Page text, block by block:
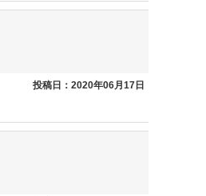
投稿日：2020年06月17日